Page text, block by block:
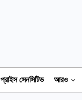
প্রাইস সেনসিটিভ আরও